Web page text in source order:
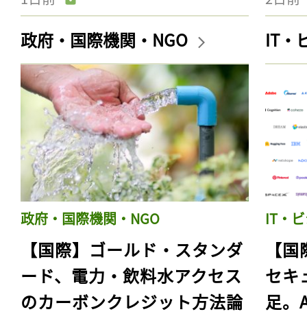
政府・国際機関・NGO
政府・国際機関・NGO
【国際】ゴールド・スタンダ
ード、電力・飲料水アクセス
のカーボンクレジット方法論
IT・
IT・
【
セキ
足。